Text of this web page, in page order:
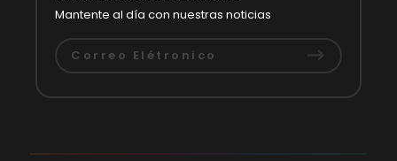
Mantente al día con nuestras noticias